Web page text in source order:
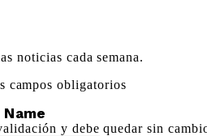
noticias cada semana.
campos obligatorios
Name
y debe quedar sin